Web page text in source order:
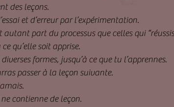
des leçons.
et d’erreur par l’expérimentation.
autant part du processus que celles qui
qu’elle soit apprise.
formes, jusqu’à ce que tu l’apprennes.
passer à la leçon suivante.
contienne de leçon.